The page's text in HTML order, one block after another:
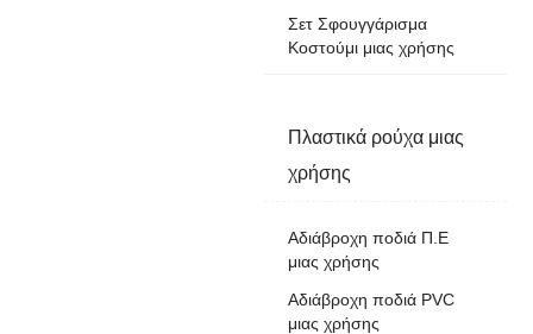
Σετ Σφουγγάρισμα
Κοστούμι μιας χρήσης
Πλαστικά ρούχα μιας
χρήσης
Αδιάβροχη ποδιά Π.Ε
μιας χρήσης
Αδιάβροχη ποδιά PVC
μιας χρήσης